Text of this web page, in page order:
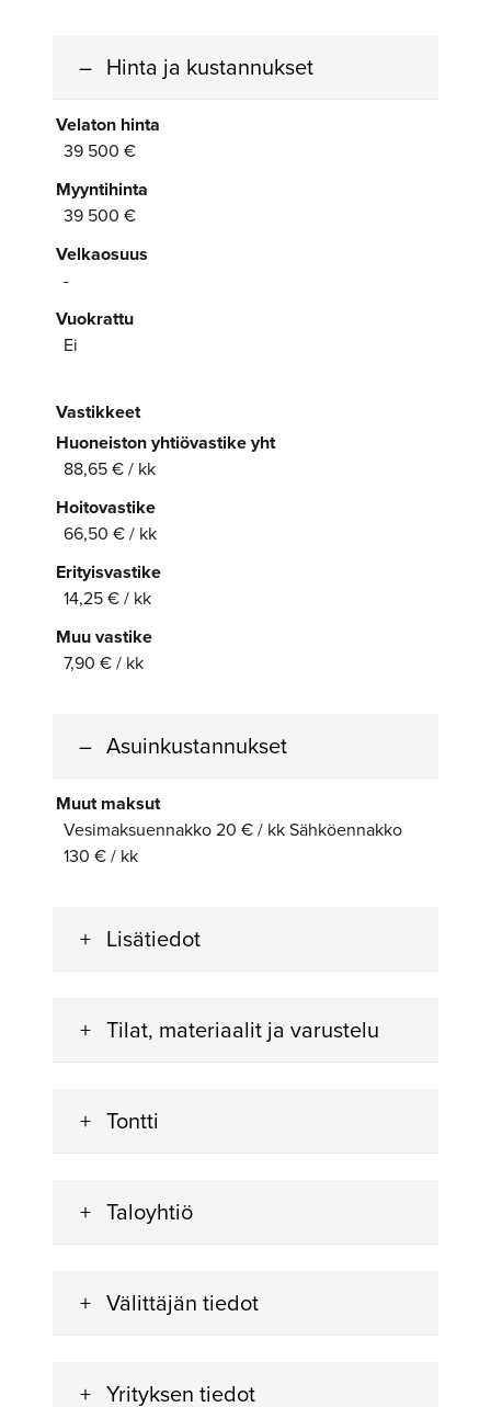
Hinta ja kustannukset
Velaton hinta
39 500 €
Myyntihinta
39 500 €
Velkaosuus
-
Vuokrattu
Ei
Vastikkeet
Huoneiston yhtiövastike yht
88,65 € / kk
Hoitovastike
66,50 € / kk
Erityisvastike
14,25 € / kk
Muu vastike
7,90 € / kk
Asuinkustannukset
Muut maksut
Vesimaksuennakko 20 € / kk Sähköennakko
130 € / kk
Lisätiedot
Tilat, materiaalit ja varustelu
Tontti
Taloyhtiö
Välittäjän tiedot
Yrityksen tiedot